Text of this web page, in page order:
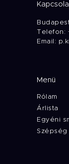
Telefon:
Email:
Menü
Rólam
Árlista
Egyéni
Szépség